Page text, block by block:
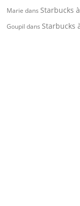
Marie dans Starbucks
Goupil dans Starbucks